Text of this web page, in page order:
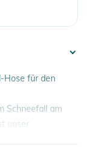
Hose für den
Schneefall am
unser